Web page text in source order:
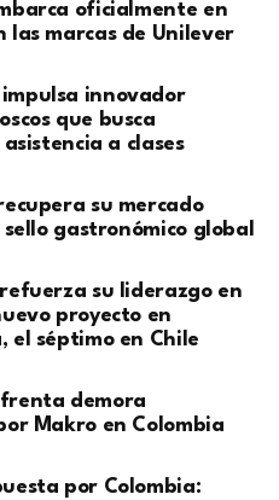
oficialmente en
las marcas de Unilever
innovador
que busca
a clases
su mercado
gastronómico global
su liderazgo en
proyecto en
el séptimo en Chile
demora
Makro en Colombia
por Colombia: